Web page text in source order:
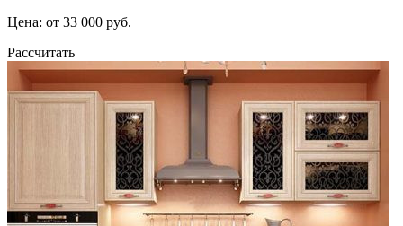
Цена: от 33 000 руб.
Рассчитать